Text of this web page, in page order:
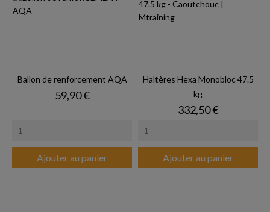
Ballon de renforcement AQA
Prix
59,90 €
Ajouter au panier
Haltères Hexa Monobloc 47.5
kg
Prix
332,50 €
Ajouter au panier